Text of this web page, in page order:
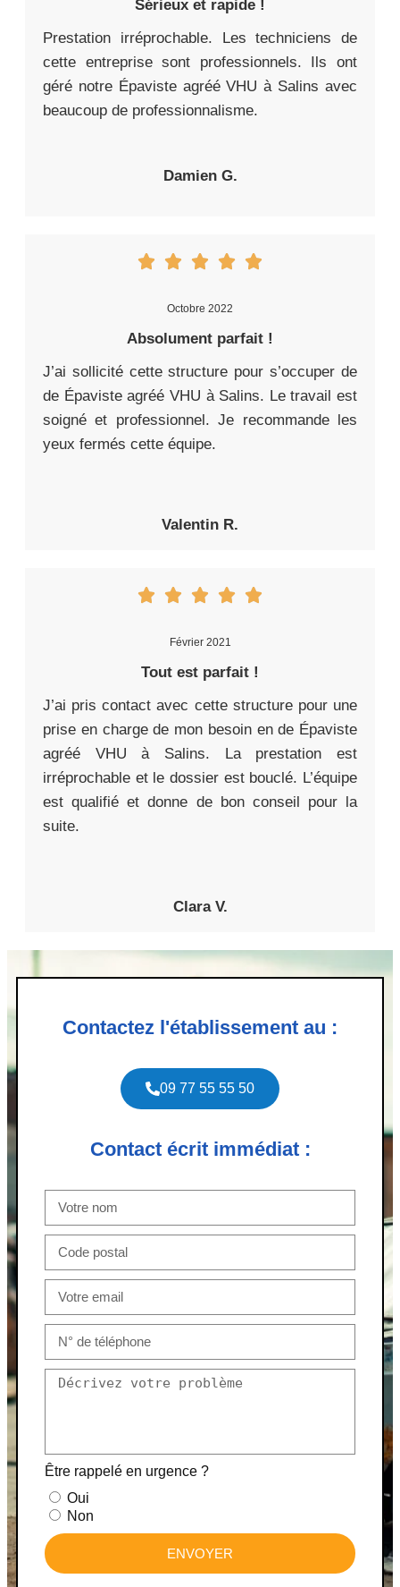
Sérieux et rapide !
Prestation irréprochable. Les techniciens de
cette entreprise sont professionnels. Ils ont
géré notre Épaviste agréé VHU à Salins avec
beaucoup de professionnalisme.
Damien G.
Octobre 2022
Absolument parfait !
J’ai sollicité cette structure pour s’occuper de
de Épaviste agréé VHU à Salins. Le travail est
soigné et professionnel. Je recommande les
yeux fermés cette équipe.
Valentin R.
Février 2021
Tout est parfait !
J’ai pris contact avec cette structure pour une
prise en charge de mon besoin en de Épaviste
agréé VHU à Salins. La prestation est
irréprochable et le dossier est bouclé. L’équipe
est qualifié et donne de bon conseil pour la
suite.
Clara V.
Contactez l'établissement au :
09 77 55 55 50
Contact écrit immédiat :
Être rappelé en urgence ?
Oui
Non
ENVOYER